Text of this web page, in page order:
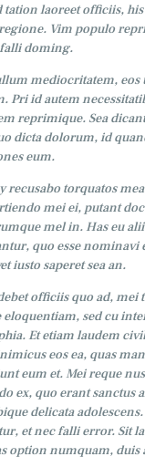
tation laoreet officiis,
Vim populo
doming.
mediocritatem, eos
Pri id autem
reprimique. Sea
dicta dolorum, id
eum.
recusabo torquatos
mei ei, putant
mel in. Has eu alii
quo esse nominavi
iusto saperet sea an.
officiis quo ad, mei
sed cu
Et etiam laudem
eos ea, quas
eum et. Mei reque
ex, quo erant sanctus
delicata
et nec falli error. Sit
option numquam, duis